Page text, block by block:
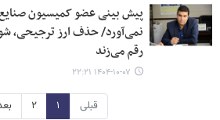
نمی‌آورد/ حذف ارز ترجیحی،
رقم می‌زند
۱۴۰۴-۱۰-۰۷ ۲۲:۲۱
قبلی ۱ ۲